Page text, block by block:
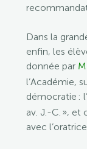
Dans la
enfin, les
donnée par M
l’Académie,
démocratie :
av. J.-C. »,
avec